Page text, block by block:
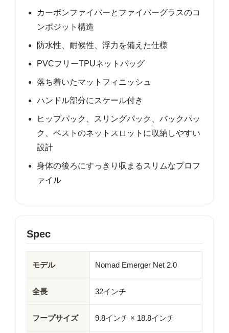
カーボンファイバーとファイバーグラスのコ
ンポジット構造
防水性、耐候性、浮力を備えた仕様
PVCフリーTPUネットバッグ
落ち着いたマットフィニッシュ
ハンドル部分にスケール付き
ヒップパック、スリングパック、バックパッ
ク、ベストのネットスロットに収納しやすい
設計
身体の後ろにすっきり収まるスリムなプロフ
ァイル
Spec
モデル Nomad Emerger Net 2.0
全長 32インチ
フープサイズ 9.8インチ × 18.8インチ